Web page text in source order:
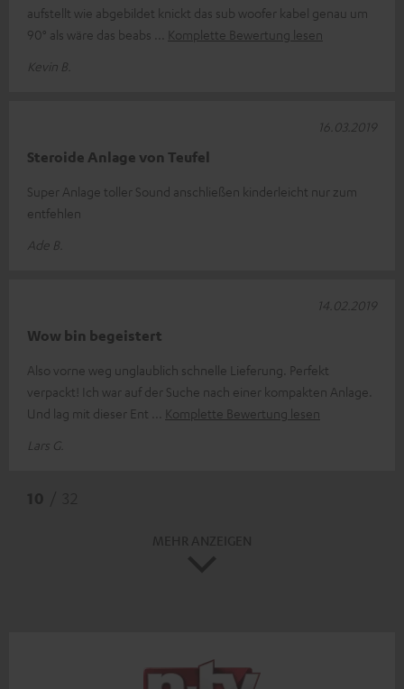
aufstellt wie abgebildet knickt das sub woofer kabel genau um
90° als wäre das beabs
Komplette Bewertung lesen
Kevin B.
Steroide Anlage von Teufel
Super Anlage toller Sound anschließen kinderleicht nur zum
entfehlen
Ade B.
16.03.2019
Wow bin begeistert
Also vorne weg unglaublich schnelle Lieferung. Perfekt
verpackt! Ich war auf der Suche nach einer kompakten Anlage.
Und lag mit dieser Ent
Komplette Bewertung lesen
Lars G.
14.02.2019